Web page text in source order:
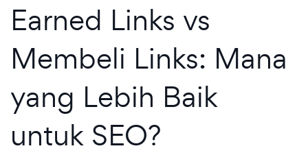
Earned Links vs
Membeli Links: Mana
yang Lebih Baik
untuk SEO?